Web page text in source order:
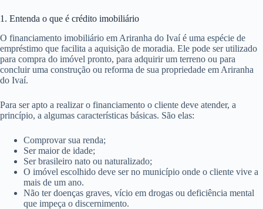
1. Entenda o que é crédito imobiliário
O financiamento imobiliário em Ariranha do Ivaí é uma espécie de
empréstimo que facilita a aquisição de moradia. Ele pode ser utilizado
para compra do imóvel pronto, para adquirir um terreno ou para
concluir uma construção ou reforma de sua propriedade em Ariranha
do Ivaí.
Para ser apto a realizar o financiamento o cliente deve atender, a
princípio, a algumas características básicas. São elas:
Comprovar sua renda;
Ser maior de idade;
Ser brasileiro nato ou naturalizado;
O imóvel escolhido deve ser no município onde o cliente vive a
mais de um ano.
Não ter doenças graves, vício em drogas ou deficiência mental
que impeça o discernimento.